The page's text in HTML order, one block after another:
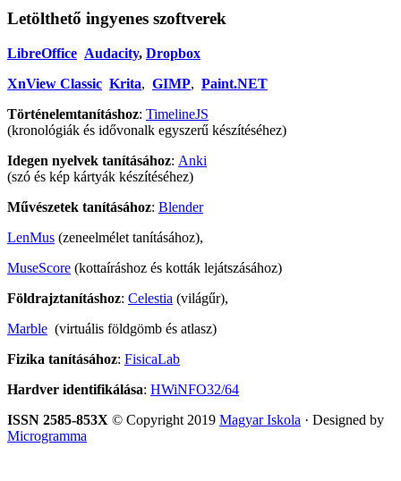
Letölthető ingyenes szoftverek
LibreOffice Audacity, Dropbox
XnView Classic Krita, GIMP, Paint.NET
Történelemtanításhoz: TimelineJS
(kronológiák és idővonalk egyszerű készítéséhez)
Idegen nyelvek tanításához: Anki
(szó és kép kártyák készítéséhez)
Művészetek tanításához: Blender
LenMus (zeneelmélet tanításához),
MuseScore (kottaíráshoz és kották lejátszásához)
Földrajztanításhoz: Celestia (világűr),
Marble (virtuális földgömb és atlasz)
Fizika tanításához: FisicaLab
Hardver identifikálása: HWiNFO32/64
ISSN 2585-853X © Copyright 2019 Magyar Iskola · Designed by
Microgramma